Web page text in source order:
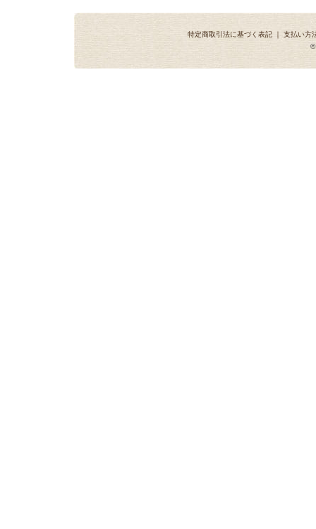
特定商取引法に基づく表記 ｜ 支払い方
©